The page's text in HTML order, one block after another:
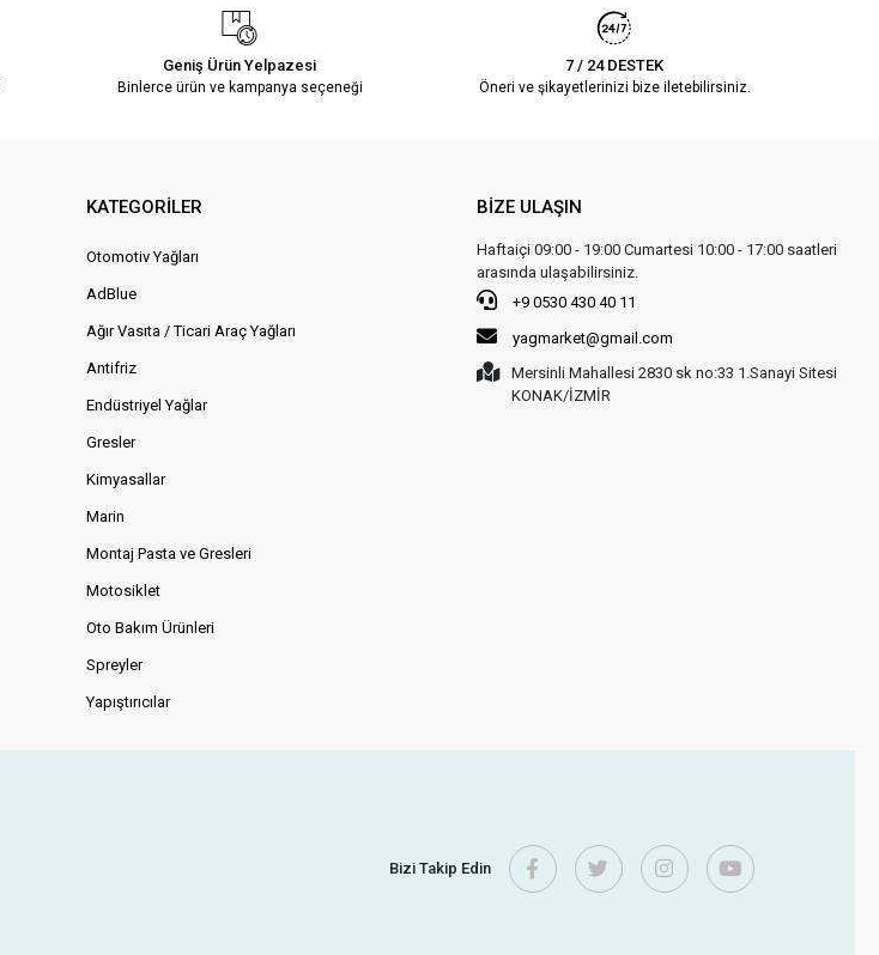
Geniş Ürün Yelpazesi
Binlerce ürün ve kampanya seçeneği
7 / 24 DESTEK
Öneri ve şikayetlerinizi bize iletebilirsiniz.
KATEGORİLER
Otomotiv Yağları
AdBlue
Ağır Vasıta / Ticari Araç Yağları
Antifriz
Endüstriyel Yağlar
Gresler
Kimyasallar
Marin
Montaj Pasta ve Gresleri
Motosiklet
Oto Bakım Ürünleri
Spreyler
Yapıştırıcılar
BİZE ULAŞIN
Haftaiçi 09:00 - 19:00 Cumartesi 10:00 - 17:00 saatleri
arasında ulaşabilirsiniz.
+9 0530 430 40 11
yagmarket@gmail.com
Mersinli Mahallesi 2830 sk no:33 1.Sanayi Sitesi
KONAK/İZMİR
Bizi Takip Edin